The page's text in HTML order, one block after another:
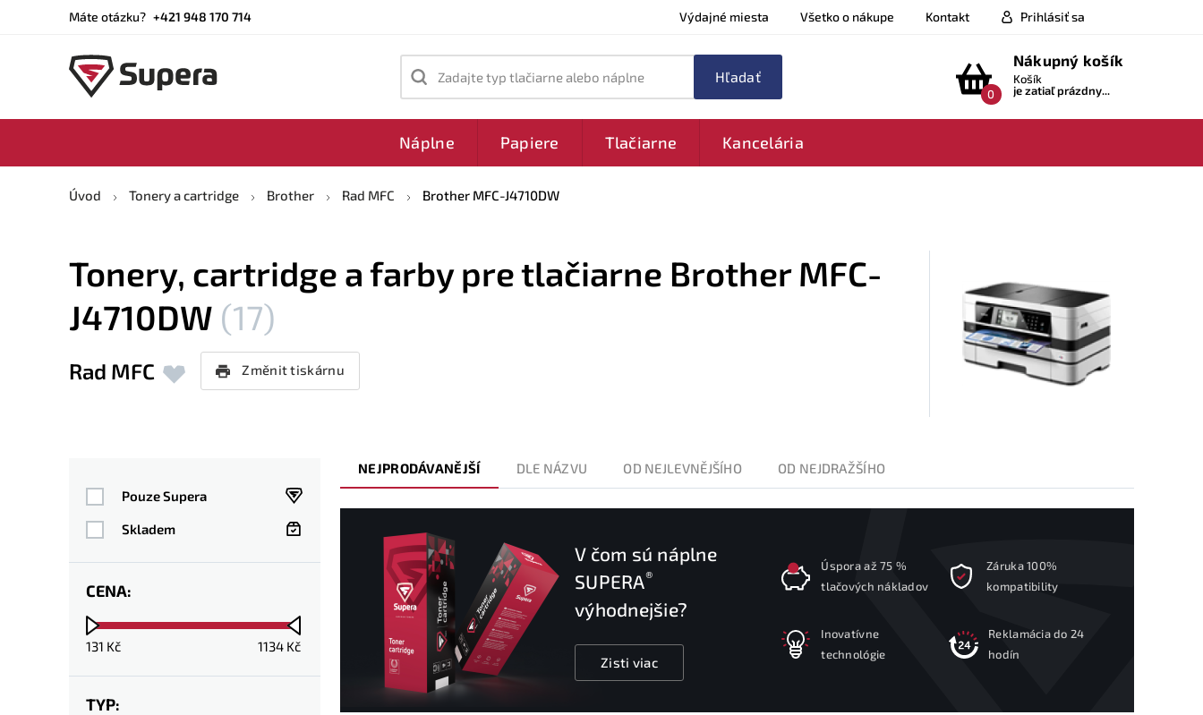
Máte otázku? +421 948 170 714 Výdajné miesta Všetko o nákupe Kontakt Prihlásiť sa
Zadajte typ tlačiarne alebo náplne
0
Nákupný košík
Košík
je zatiaľ prázdny...
Náplne Papiere Tlačiarne Kancelária
Úvod Tonery a cartridge Brother Rad MFC Brother MFC-J4710DW
Tonery, cartridge a farby pre tlačiarne Brother MFC-
J4710DW (17)
Rad MFC Změnit tiskárnu
Pouze Supera
Skladem
CENA:
131 Kč 1134 Kč
TYP:
NEJPRODÁVANĚJŠÍ DLE NÁZVU OD NEJLEVNĚJŠÍHO OD NEJDRAŽŠÍHO
V čom sú náplne
SUPERA®
výhodnejšie?
Zisti viac
Úspora až 75 %
tlačových nákladov
Záruka 100%
kompatibility
Inovatívne
technológie
Reklamácia do 24
hodín